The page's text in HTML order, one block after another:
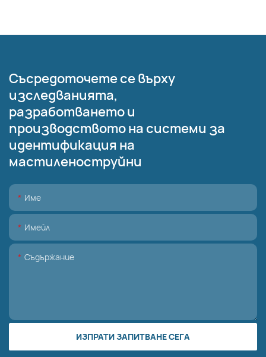
Съсредоточете се върху
изследванията,
разработването и
производството на системи за
идентификация на
мастиленоструйни
Име
Имейл
Съдържание
ИЗПРАТИ ЗАПИТВАНЕ СЕГА